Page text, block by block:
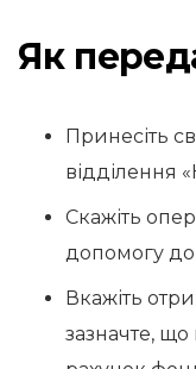
Як
Принесіть
відділення
Скажіть
допомогу до
Вкажіть
зазначте, що